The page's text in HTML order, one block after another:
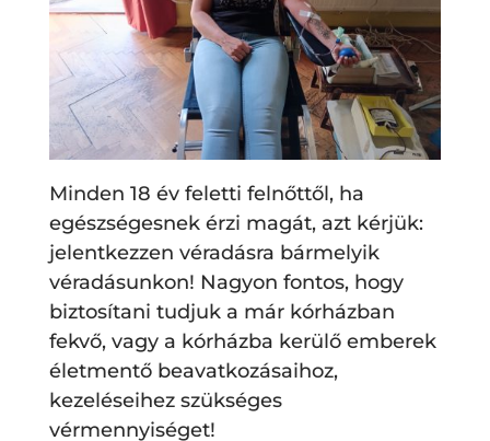
Minden 18 év feletti felnőttől, ha
egészségesnek érzi magát, azt kérjük:
jelentkezzen véradásra bármelyik
véradásunkon! Nagyon fontos, hogy
biztosítani tudjuk a már kórházban
fekvő, vagy a kórházba kerülő emberek
életmentő beavatkozásaihoz,
kezeléseihez szükséges
vérmennyiséget!